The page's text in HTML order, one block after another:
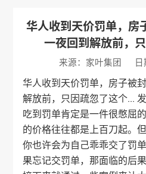
华人收到天价罚单，房
一夜回到解放前，
来源：家叶集团
华人收到天价罚单，房子被
解放前，只因疏忽了这个...
吃到罚单肯定是一件很憋屈
的价格往往都是上百刀起。
你也许会为自己乖乖交了罚
果忘记交罚单，那面临的后